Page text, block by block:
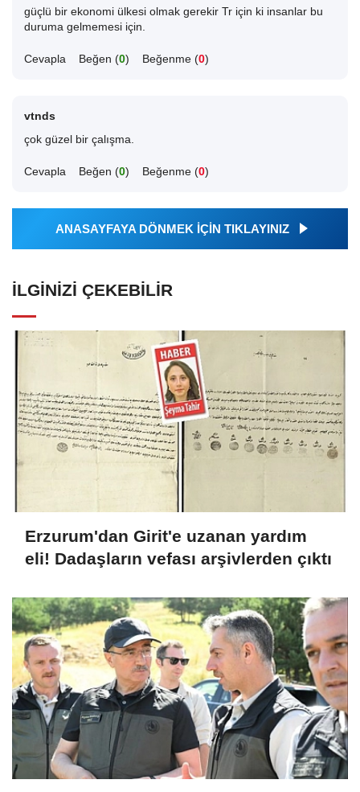
güçlü bir ekonomi ülkesi olmak gerekir Tr için ki insanlar bu
duruma gelmemesi için.
Cevapla Beğen (0) Beğenme (0)
vtnds
çok güzel bir çalışma.
Cevapla Beğen (0) Beğenme (0)
ANASAYFAYA DÖNMEK İÇİN TIKLAYINIZ
İLGINIZI ÇEKEBILIR
Erzurum'dan Girit'e uzanan yardım
eli! Dadaşların vefası arşivlerden çıktı